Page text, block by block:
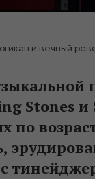
и вечный
Stones и
по
с